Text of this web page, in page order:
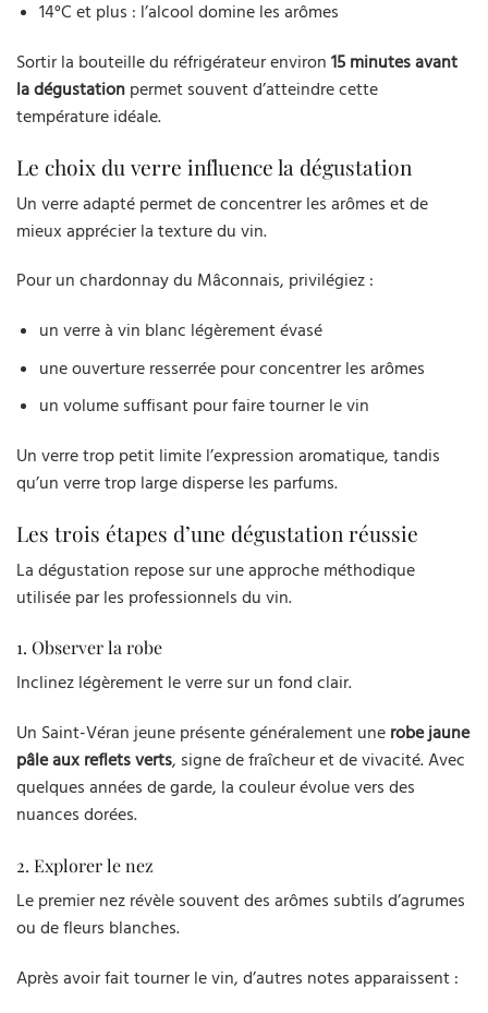
14°C et plus : l’alcool domine les arômes
Sortir la bouteille du réfrigérateur environ 15 minutes avant
la dégustation permet souvent d’atteindre cette
température idéale.
Le choix du verre influence la dégustation
Un verre adapté permet de concentrer les arômes et de
mieux apprécier la texture du vin.
Pour un chardonnay du Mâconnais, privilégiez :
un verre à vin blanc légèrement évasé
une ouverture resserrée pour concentrer les arômes
un volume suffisant pour faire tourner le vin
Un verre trop petit limite l’expression aromatique, tandis
qu’un verre trop large disperse les parfums.
Les trois étapes d’une dégustation réussie
La dégustation repose sur une approche méthodique
utilisée par les professionnels du vin.
1. Observer la robe
Inclinez légèrement le verre sur un fond clair.
Un Saint-Véran jeune présente généralement une robe jaune
pâle aux reflets verts, signe de fraîcheur et de vivacité. Avec
quelques années de garde, la couleur évolue vers des
nuances dorées.
2. Explorer le nez
Le premier nez révèle souvent des arômes subtils d’agrumes
ou de fleurs blanches.
Après avoir fait tourner le vin, d’autres notes apparaissent :